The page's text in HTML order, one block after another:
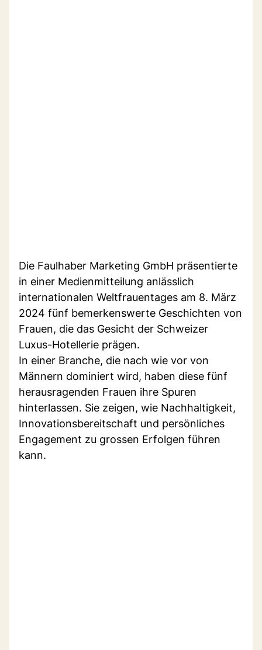
Die Faulhaber Marketing GmbH präsentierte
in einer Medienmitteilung anlässlich
internationalen Weltfrauentages am 8. März
2024 fünf bemerkenswerte Geschichten von
Frauen, die das Gesicht der Schweizer
Luxus-Hotellerie prägen.
In einer Branche, die nach wie vor von
Männern dominiert wird, haben diese fünf
herausragenden Frauen ihre Spuren
hinterlassen. Sie zeigen, wie Nachhaltigkeit,
Innovationsbereitschaft und persönliches
Engagement zu grossen Erfolgen führen
kann.